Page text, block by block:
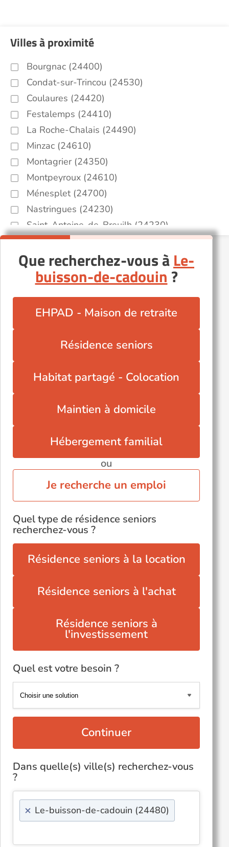
Villes à proximité
Bourgnac (24400)
Condat-sur-Trincou (24530)
Coulaures (24420)
Festalemps (24410)
La Roche-Chalais (24490)
Minzac (24610)
Montagrier (24350)
Montpeyroux (24610)
Ménesplet (24700)
Nastringues (24230)
Saint-Antoine-de-Breuilh (24230)
Saint-Martial-d'Artenset (24700)
Saint-Méard-de-Gurçon (24610)
Saint-Médard-de-Mussidan (24400)
Saint-Seurin-de-Prats (24230)
Salignac-Eyvigues (24590)
Savignac-les-Églises (24420)
Que recherchez-vous àLe-
buisson-de-cadouin ?
EHPAD - Maison de retraite
Résidence seniors
Habitat partagé - Colocation
Maintien à domicile
Hébergement familial
ou
Je recherche un emploi
Quel type de résidence seniors
recherchez-vous ?
Résidence seniors à la location
Résidence seniors à l'achat
Résidence seniors à
l'investissement
Quel est votre besoin ?
Continuer
Dans quelle(s) ville(s) recherchez-vous
?
× Le-buisson-de-cadouin (24480)